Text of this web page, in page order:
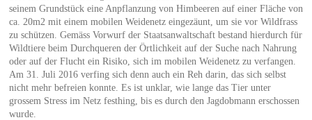
seinem Grundstück eine Anpflanzung von Himbeeren auf einer Fläche von
ca. 20m2 mit einem mobilen Weidenetz eingezäunt, um sie vor Wildfrass
zu schützen. Gemäss Vorwurf der Staatsanwaltschaft bestand hierdurch für
Wildtiere beim Durchqueren der Örtlichkeit auf der Suche nach Nahrung
oder auf der Flucht ein Risiko, sich im mobilen Weidenetz zu verfangen.
Am 31. Juli 2016 verfing sich denn auch ein Reh darin, das sich selbst
nicht mehr befreien konnte. Es ist unklar, wie lange das Tier unter
grossem Stress im Netz festhing, bis es durch den Jagdobmann erschossen
wurde.